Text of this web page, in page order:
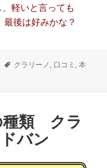
軽いと言っても
後は好みかな？
タ
クラリーノ, 口コミ,本
種類 クラ
バン